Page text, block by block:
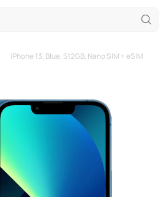
iPhone 13, Blue, 512GB, Nano SIM + eSIM